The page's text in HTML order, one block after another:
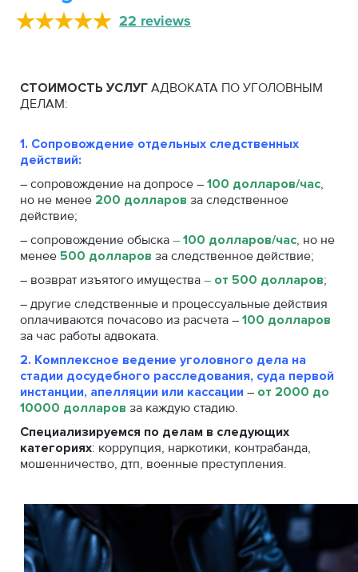
22 reviews
СТОИМОСТЬ УСЛУГ АДВОКАТА ПО УГОЛОВНЫМ
ДЕЛАМ:
1. Сопровождение отдельных следственных
действий:
– сопровождение на допросе – 100 долларов/час,
но не менее 200 долларов за следственное
действие;
– сопровождение обыска – 100 долларов/час, но не
менее 500 долларов за следственное действие;
– возврат изъятого имущества – от 500 долларов;
– другие следственные и процессуальные действия
оплачиваются почасово из расчета – 100 долларов
за час работы адвоката.
2. Комплексное ведение уголовного дела на
стадии досудебного расследования, суда первой
инстанции, апелляции или кассации – от 2000 до
10000 долларов за каждую стадию.
Специализируемся по делам в следующих
категориях: коррупция, наркотики, контрабанда,
мошенничество, дтп, военные преступления.